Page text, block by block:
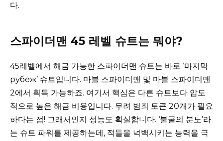
다.
스파이더맨 45 레벨 슈트는 뭐야?
45레벨에서 해금 가능한 스파이더맨 슈트는 바로 ‘마지막
рубеж’ 슈트입니다. 마블 스파이더맨 및 마블 스파이더맨
2에서 획득 가능하죠. 여기서 핵심은 다른 슈트보다 압도
적으로 높은 해금 비용입니다. 무려 범죄 토큰 20개가 필요
하다는 점! 그래서인지 성능도 확실합니다. ‘불굴의 분노’라
는 슈트 파워를 제공하는데, 적들을 넉백시키는 능력을 극